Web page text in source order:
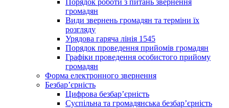
Порядок роботи з питань звернення
громадян
Види звернень громадян та терміни їх
розгляду
Урядова гаряча лінія 1545
Порядок проведення прийомів громадян
Графіки проведення особистого прийому
громадян
Форма електронного звернення
Безбар’єрність
Цифрова безбар’єрність
Суспільна та громадянська безбар’єрність